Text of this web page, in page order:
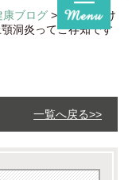
康ブログ> 歯が痛いけ
洞炎ってご存知です
一覧へ戻る>>